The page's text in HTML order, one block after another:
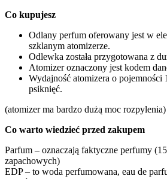
Co kupujesz
Odlany perfum oferowany jest w
szklanym atomizerze.
Odlewka została przygotowana z
Atomizer oznaczony jest kodem
Wydajność atomizera o pojemności
psiknięć.
(atomizer ma bardzo dużą moc rozpylenia)
Co warto wiedzieć przed zakupem
Parfum – oznaczają faktyczne perfumy
zapachowych)
EDP – to woda perfumowana, eau de